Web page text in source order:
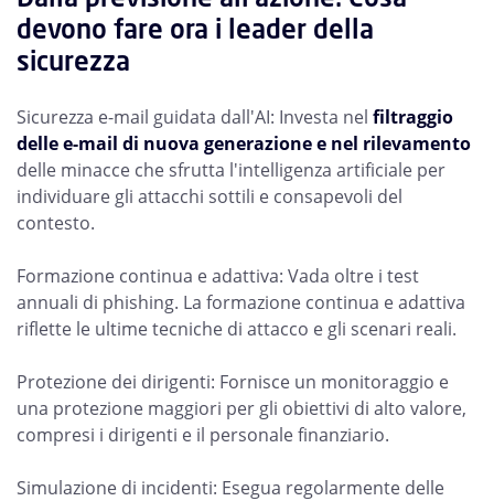
devono fare ora i leader della
sicurezza
Sicurezza e-mail guidata dall'AI: Investa nel filtraggio
delle e-mail di nuova generazione e nel rilevamento
delle minacce che sfrutta l'intelligenza artificiale per
individuare gli attacchi sottili e consapevoli del
contesto.
Formazione continua e adattiva: Vada oltre i test
annuali di phishing. La formazione continua e adattiva
riflette le ultime tecniche di attacco e gli scenari reali.
Protezione dei dirigenti: Fornisce un monitoraggio e
una protezione maggiori per gli obiettivi di alto valore,
compresi i dirigenti e il personale finanziario.
Simulazione di incidenti: Esegua regolarmente delle